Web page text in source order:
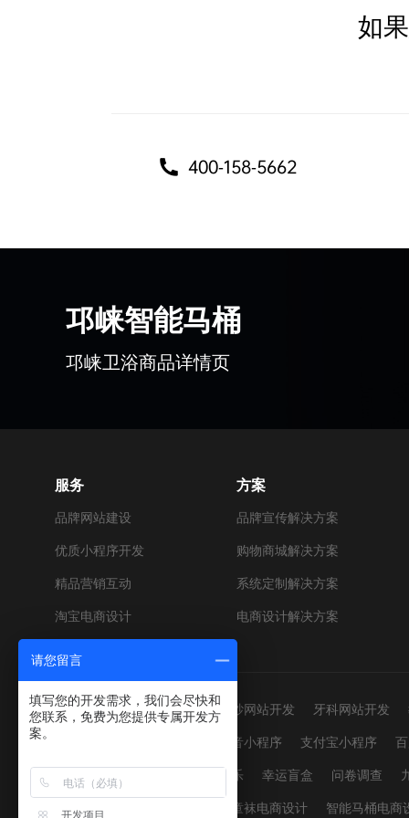
如
400-158-5662
邛崃智能马桶
邛崃卫浴商品详情页
服务
品牌网站建设
优质小程序开发
精品营销互动
淘宝电商设计
方案
品牌宣传解决方案
购物商城解决方案
系统定制解决方案
电商设计解决方案
网站建设： 男装网站开发 婚纱网站开发 牙科网站开发
抖音小程序 支付宝小程序
营销活动： 幸运翻翻乐 幸运盲盒 问卷调查
电商设计： 童袜电商设计 智能马桶电商
请您留言
填写您的开发需求，我们会尽快和
您联系，免费为您提供专属开发方
案。
开发项目